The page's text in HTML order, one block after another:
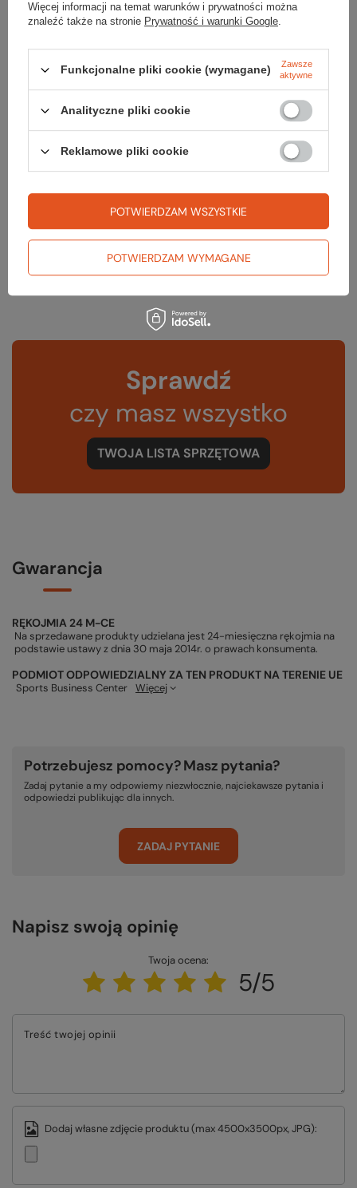
Kołnierz termiczny
tak
Opcja zamka
prawy
T comfort [°C]
8
T extreme [°C]
-11
sulphur
Waga [g]
757
821468879461
Sprawdź
czy masz wszystko
TWOJA LISTA SPRZĘTOWA
Gwarancja
RĘKOJMIA 24 M-CE
Na sprzedawane produkty udzielana jest 24-miesięczna rękojmia na
podstawie ustawy z dnia 30 maja 2014r. o prawach konsumenta.
PODMIOT ODPOWIEDZIALNY ZA TEN PRODUKT NA TERENIE UE
Sports Business Center Więcej
Potrzebujesz pomocy? Masz pytania?
Zadaj pytanie a my odpowiemy niezwłocznie, najciekawsze pytania i
odpowiedzi publikując dla innych.
ZADAJ PYTANIE
Napisz swoją opinię
Twoja ocena:
5/5
Treść twojej opinii
Dodaj własne zdjęcie produktu (max 4500x3500px, JPG):
Więcej informacji na temat warunków i prywatności można
znaleźć także na stronie Prywatność i warunki Google.
Funkcjonalne pliki cookie (wymagane)
Zawsze
aktywne
Analityczne pliki cookie
Reklamowe pliki cookie
POTWIERDZAM WYMAGANE
POTWIERDZAM WSZYSTKIE